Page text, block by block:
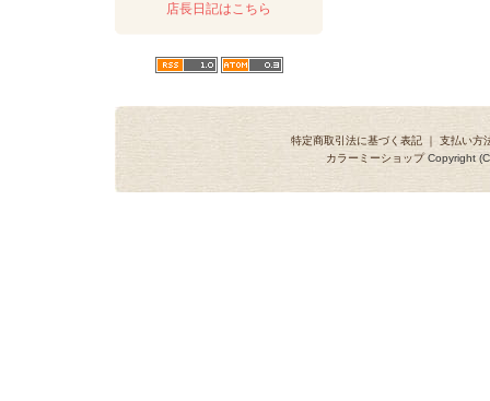
店長日記はこちら
特定商取引法に基づく表記 ｜ 支払い方
カラーミーショップCopyright